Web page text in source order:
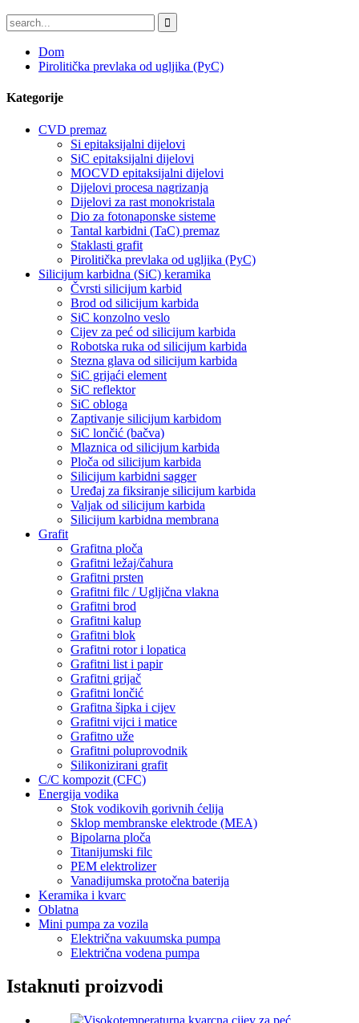
Dom
Pirolitička prevlaka od ugljika (PyC)
Kategorije
CVD premaz
Si epitaksijalni dijelovi
SiC epitaksijalni dijelovi
MOCVD epitaksijalni dijelovi
Dijelovi procesa nagrizanja
Dijelovi za rast monokristala
Dio za fotonaponske sisteme
Tantal karbidni (TaC) premaz
Staklasti grafit
Pirolitička prevlaka od ugljika (PyC)
Silicijum karbidna (SiC) keramika
Čvrsti silicijum karbid
Brod od silicijum karbida
SiC konzolno veslo
Cijev za peć od silicijum karbida
Robotska ruka od silicijum karbida
Stezna glava od silicijum karbida
SiC grijaći element
SiC reflektor
SiC obloga
Zaptivanje silicijum karbidom
SiC lončić (bačva)
Mlaznica od silicijum karbida
Ploča od silicijum karbida
Silicijum karbidni sagger
Uređaj za fiksiranje silicijum karbida
Valjak od silicijum karbida
Silicijum karbidna membrana
Grafit
Grafitna ploča
Grafitni ležaj/čahura
Grafitni prsten
Grafitni filc / Ugljična vlakna
Grafitni brod
Grafitni kalup
Grafitni blok
Grafitni rotor i lopatica
Grafitni list i papir
Grafitni grijač
Grafitni lončić
Grafitna šipka i cijev
Grafitni vijci i matice
Grafitno uže
Grafitni poluprovodnik
Silikonizirani grafit
C/C kompozit (CFC)
Energija vodika
Stok vodikovih gorivnih ćelija
Sklop membranske elektrode (MEA)
Bipolarna ploča
Titanijumski filc
PEM elektrolizer
Vanadijumska protočna baterija
Keramika i kvarc
Oblatna
Mini pumpa za vozila
Električna vakuumska pumpa
Električna vodena pumpa
Istaknuti proizvodi